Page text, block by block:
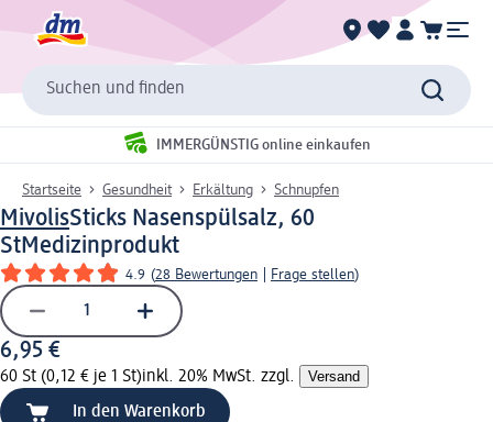
Suchen und finden
IMMERGÜNSTIG online einkaufen
Startseite Gesundheit Erkältung Schnupfen
MivolisSticks Nasenspülsalz, 60
StMedizinprodukt
4.9 (28 Bewertungen Frage stellen)
6,95 €
60 St (0,12 € je 1 St)inkl. 20% MwSt. zzgl. Versand
In den Warenkorb